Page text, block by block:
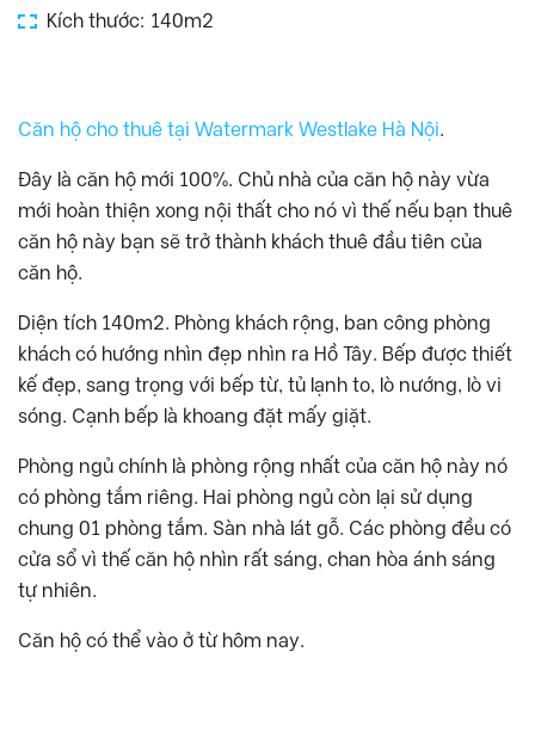
Kích thước: 140m2
Căn hộ cho thuê tại Watermark Westlake Hà Nội.
Đây là căn hộ mới 100%. Chủ nhà của căn hộ này vừa
mới hoàn thiện xong nội thất cho nó vì thế nếu bạn thuê
căn hộ này bạn sẽ trở thành khách thuê đầu tiên của
căn hộ.
Diện tích 140m2. Phòng khách rộng, ban công phòng
khách có hướng nhìn đẹp nhìn ra Hồ Tây. Bếp được thiết
kế đẹp, sang trọng với bếp từ, tủ lạnh to, lò nướng, lò vi
sóng. Cạnh bếp là khoang đặt mấy giặt.
Phòng ngủ chính là phòng rộng nhất của căn hộ này nó
có phòng tắm riêng. Hai phòng ngủ còn lại sử dụng
chung 01 phòng tắm. Sàn nhà lát gỗ. Các phòng đều có
cửa sổ vì thế căn hộ nhìn rất sáng, chan hòa ánh sáng
tự nhiên.
Căn hộ có thể vào ở từ hôm nay.